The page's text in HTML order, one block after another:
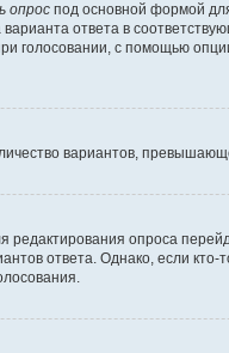
опрос под основной формой
ответа в
голосовании, с помощью
вариантов,
опроса
ответа. Однако, если